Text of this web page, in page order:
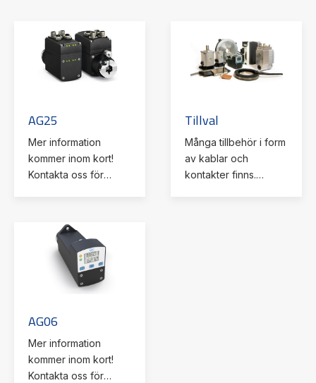
AG25
Mer information
kommer inom kort!
Kontakta oss för
Tillval
Många tillbehör i form
av kablar och
kontakter finns.
AG06
Mer information
kommer inom kort!
Kontakta oss för